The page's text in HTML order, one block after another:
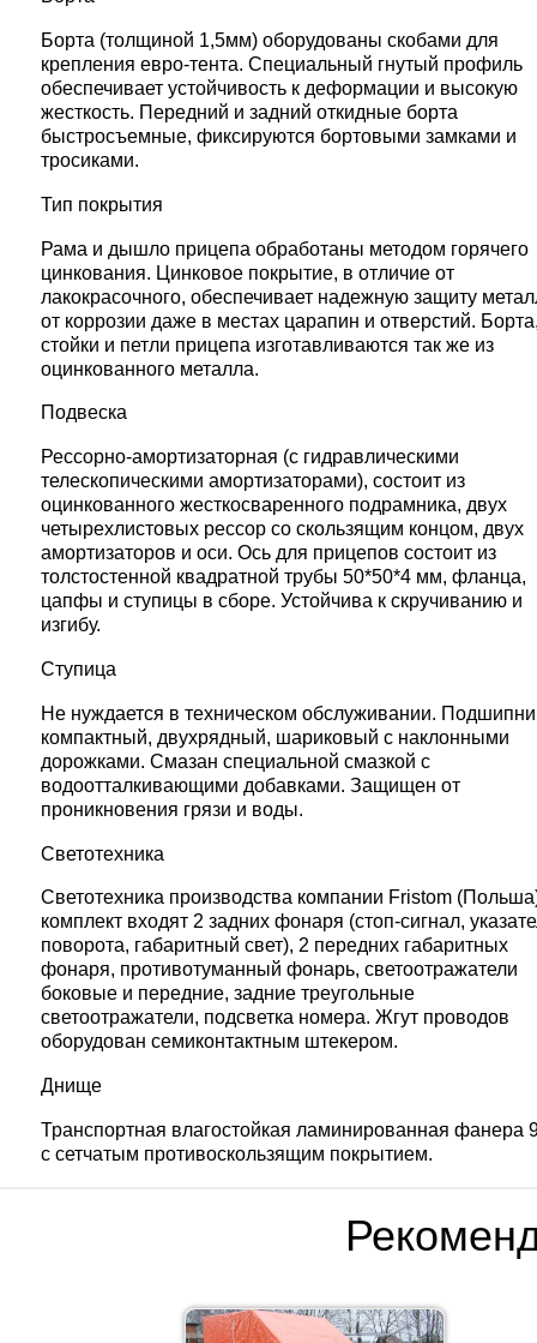
Борта (толщиной 1,5мм) оборудованы скобами для
крепления евро-тента. Специальный гнутый профиль
обеспечивает устойчивость к деформации и высокую
жесткость. Передний и задний откидные борта
быстросъемные, фиксируются бортовыми замками и
тросиками.
Тип покрытия
Рама и дышло прицепа обработаны методом горячего
цинкования. Цинковое покрытие, в отличие от
лакокрасочного, обеспечивает надежную защиту
от коррозии даже в местах царапин и отверстий.
стойки и петли прицепа изготавливаются так же из
оцинкованного металла.
Подвеска
Рессорно-амортизаторная (с гидравлическими
телескопическими амортизаторами), состоит из
оцинкованного жесткосваренного подрамника, двух
четырехлистовых рессор со скользящим концом, двух
амортизаторов и оси. Ось для прицепов состоит из
толстостенной квадратной трубы 50*50*4 мм, фланца,
цапфы и ступицы в сборе. Устойчива к скручиванию и
изгибу.
Ступица
Не нуждается в техническом обслуживании.
компактный, двухрядный, шариковый с наклонными
дорожками. Смазан специальной смазкой с
водоотталкивающими добавками. Защищен от
проникновения грязи и воды.
Светотехника
Светотехника производства компании Fristom
комплект входят 2 задних фонаря (стоп-сигнал,
поворота, габаритный свет), 2 передних габаритных
фонаря, противотуманный фонарь, светоотражатели
боковые и передние, задние треугольные
светоотражатели, подсветка номера. Жгут проводов
оборудован семиконтактным штекером.
Днище
Транспортная влагостойкая ламинированная фанера
с сетчатым противоскользящим покрытием.